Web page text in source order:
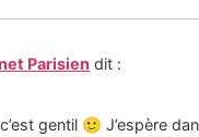
Parisien dit :
gentil 🙂 J’espère